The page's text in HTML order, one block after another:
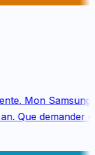
Mon Samsung
Que demander